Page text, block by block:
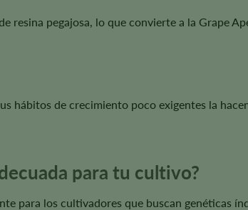
resina pegajosa, lo que convierte a la Grape
hábitos de crecimiento poco exigentes la
para tu cultivo?
para los cultivadores que buscan genéticas